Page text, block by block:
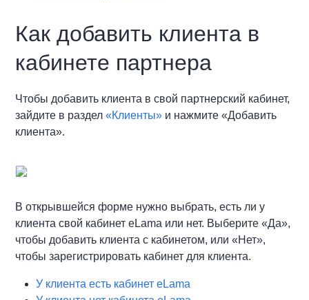
Как добавить клиента в
кабинете партнера
Чтобы добавить клиента в свой партнерский кабинет,
зайдите в раздел«Клиенты» и нажмите «Добавить
клиента».
В открывшейся форме нужно выбрать, есть ли у
клиента свой кабинет eLama или нет. Выберите «Да»,
чтобы добавить клиента с кабинетом, или «Нет»,
чтобы зарегистрировать кабинет для клиента.
У клиента есть кабинет eLama